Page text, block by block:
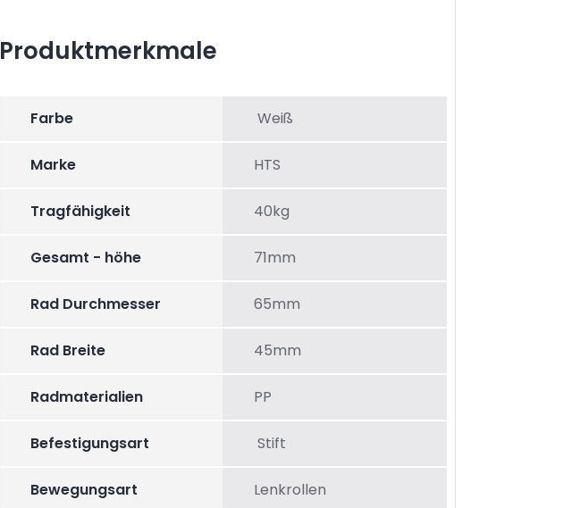
Produktmerkmale
Farbe Weiß
Marke HTS
Tragfähigkeit 40kg
Gesamt - höhe 71mm
Rad Durchmesser 65mm
Rad Breite 45mm
Radmaterialien PP
Befestigungsart Stift
Bewegungsart Lenkrollen